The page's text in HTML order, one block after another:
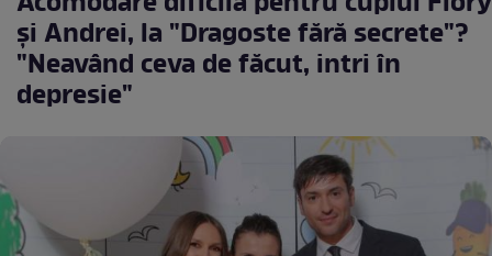
şi Andrei, la "Dragoste fără secrete"?
"Neavând ceva de făcut, intri în
depresie"